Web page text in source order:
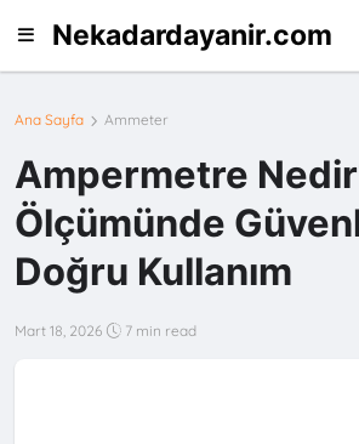
Nekadardayanir.com
Ana Sayfa Ammeter
Ampermetre
Ölçümünde
Doğru Kullanım
Mart 18, 2026 7 min read